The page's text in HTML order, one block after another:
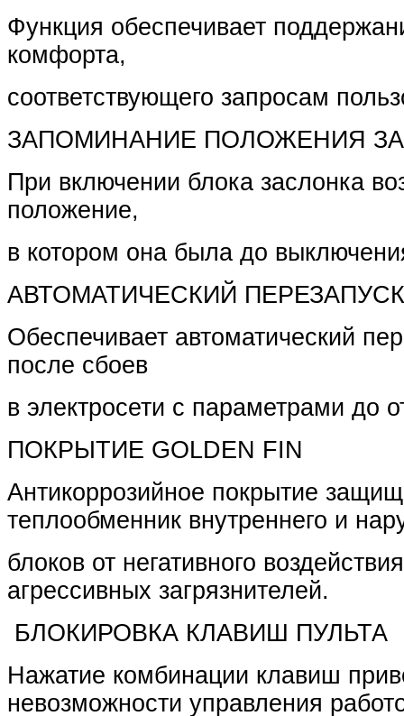
Функция обеспечивает
комфорта,
соответствующего запросам
ЗАПОМИНАНИЕ ПОЛОЖЕНИЯ
При включении блока заслонка
положение,
в котором она была до
АВТОМАТИЧЕСКИЙ ПЕРЕЗАПУСК
Обеспечивает автоматический
после сбоев
в электросети с параметрами до
ПОКРЫТИЕ GOLDEN FIN
Антикоррозийное покрытие
теплообменник внутреннего и
блоков от негативного
агрессивных загрязнителей.
БЛОКИРОВКА КЛАВИШ ПУЛЬТА
Нажатие комбинации клавиш
невозможности управления